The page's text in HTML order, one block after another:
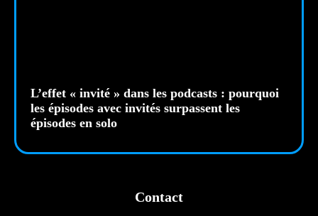
L’effet « invité » dans les podcasts : pourquoi
les épisodes avec invités surpassent les
épisodes en solo
Contact